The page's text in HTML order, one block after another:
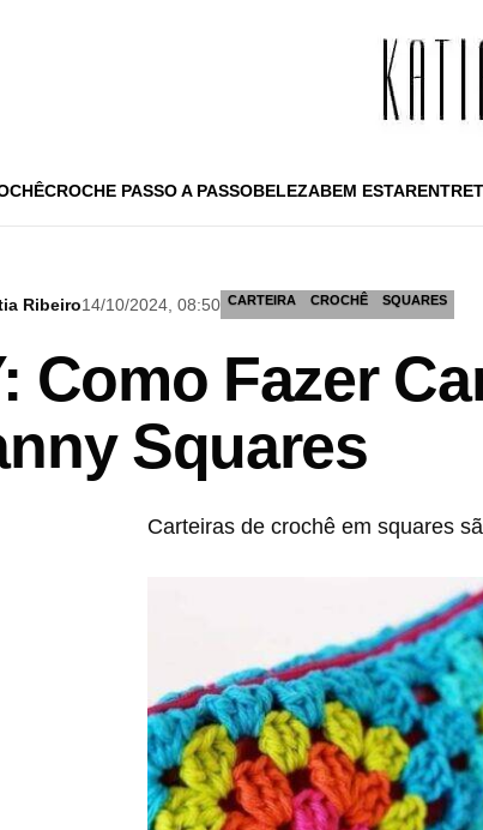
CROCHE PASSO A PASSOBELEZABEM ESTAR
Ribeiro14/10/2024, 08:50 CARTEIRA CROCHÊ SQUARES
Como Fazer
Squares
Carteiras de crochê em squares